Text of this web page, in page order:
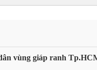
vùng giáp ranh